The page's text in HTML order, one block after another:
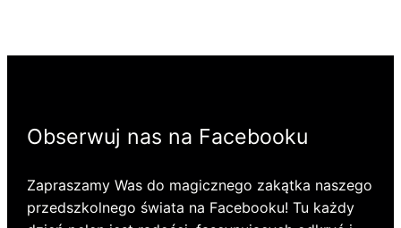
Obserwuj nas na Facebooku
Zapraszamy Was do magicznego zakątka naszego
przedszkolnego świata na Facebooku! Tu każdy